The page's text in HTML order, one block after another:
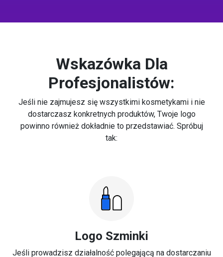
Wskazówka Dla
Profesjonalistów:
Jeśli nie zajmujesz się wszystkimi kosmetykami i nie
dostarczasz konkretnych produktów, Twoje logo
powinno również dokładnie to przedstawiać. Spróbuj
tak:
Logo Szminki
Jeśli prowadzisz działalność polegającą na dostarczaniu